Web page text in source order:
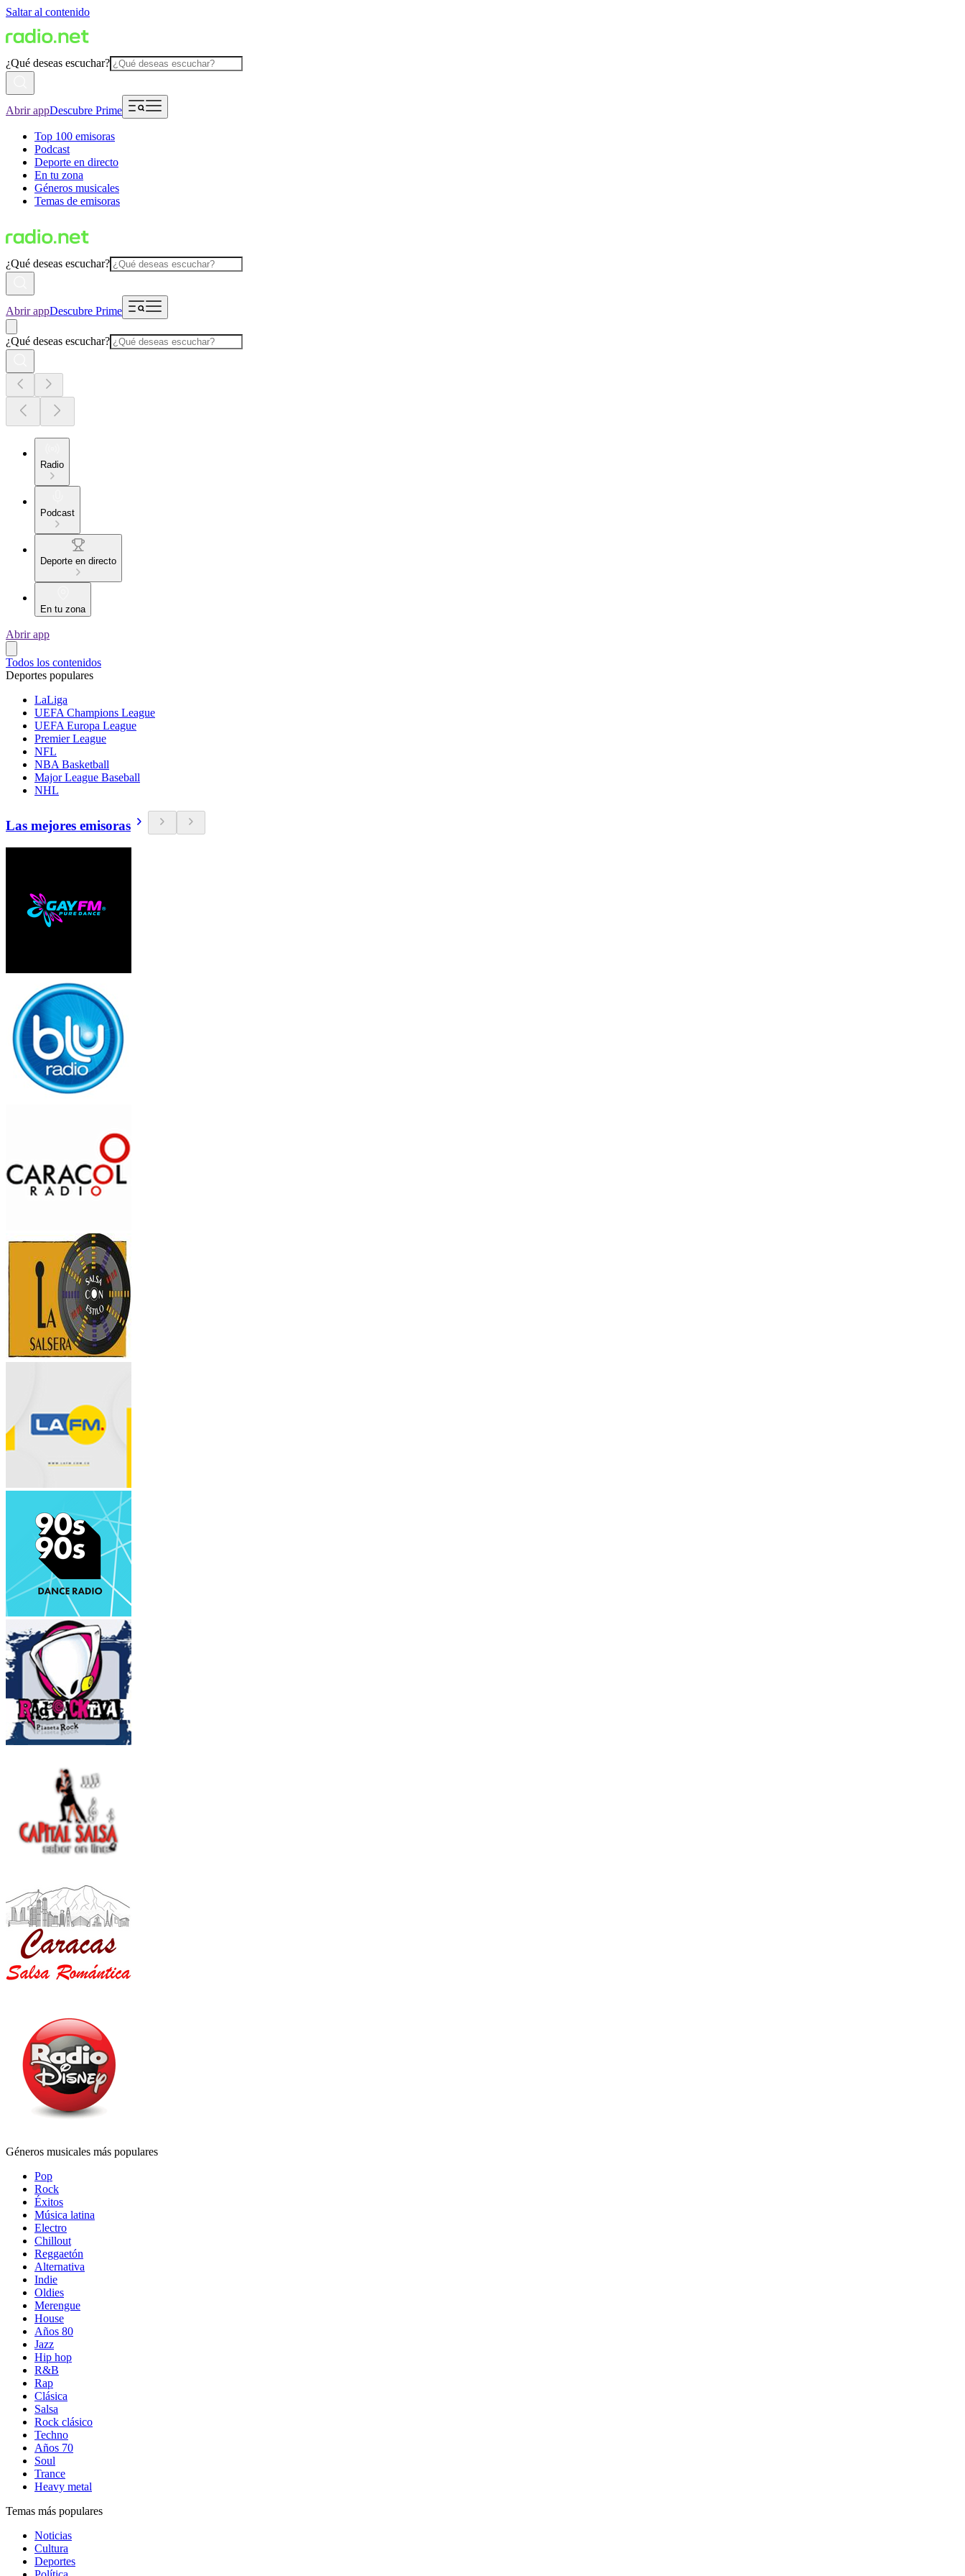
Saltar al contenido
¿Qué deseas escuchar?
Abrir appDescubre Prime
Top 100 emisoras
Podcast
Deporte en directo
En tu zona
Géneros musicales
Temas de emisoras
¿Qué deseas escuchar?
Abrir appDescubre Prime
¿Qué deseas escuchar?
Radio
Podcast
Deporte en directo
En tu zona
Abrir app
Todos los contenidos
Deportes populares
LaLiga
UEFA Champions League
UEFA Europa League
Premier League
NFL
NBA Basketball
Major League Baseball
NHL
Las mejores emisoras
Géneros musicales más populares
Pop
Rock
Éxitos
Música latina
Electro
Chillout
Reggaetón
Alternativa
Indie
Oldies
Merengue
House
Años 80
Jazz
Hip hop
R&B
Rap
Clásica
Salsa
Rock clásico
Techno
Años 70
Soul
Trance
Heavy metal
Temas más populares
Noticias
Cultura
Deportes